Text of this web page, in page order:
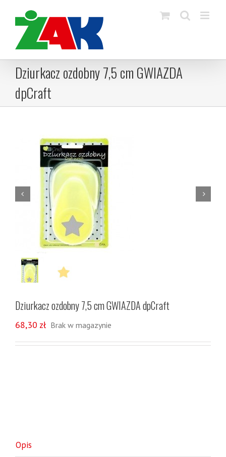
content
Dziurkacz ozdobny 7,5 cm GWIAZDA
dpCraft
 
Dziurkacz ozdobny 7,5 cm GWIAZDA dpCraft
68,30 zł Brak w magazynie
Opis